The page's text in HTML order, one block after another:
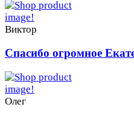
Виктор
Спасибо огромное
Олег